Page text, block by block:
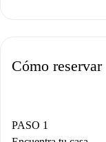
Cómo reservar
PASO 1